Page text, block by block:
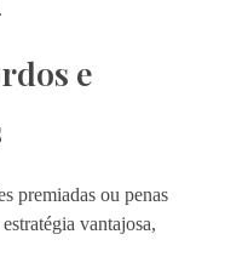
e
premiadas ou penas
vantajosa,